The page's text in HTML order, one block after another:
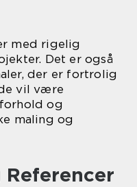
med rigelig
Det er også
der er fortrolig
vil være
og
maling og